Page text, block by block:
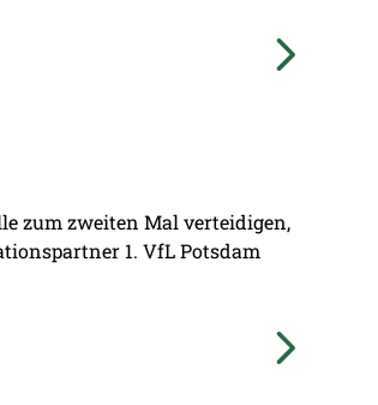
zum zweiten Mal verteidigen,
1. VfL Potsdam